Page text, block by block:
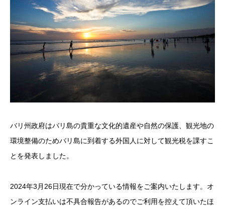
バリ州政府はバリ島の貴重な文化的遺産や自然の保護、観光地の
環境整備のためバリ島に到着する外国人に対して観光税を課すこ
とを発表しました。
2024年3月26日現在で分かっている情報をご案内いたします。オ
ンライン支払いは不具合報告があるのでご利用を控えて頂いたほ